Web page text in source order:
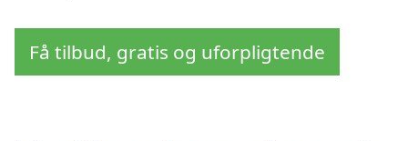
Få tilbud, gratis og uforpligtende